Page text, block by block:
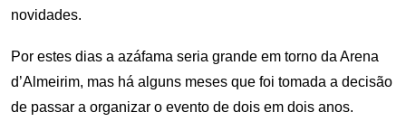
novidades.
Por estes dias a azáfama seria grande em torno da Arena
d’Almeirim, mas há alguns meses que foi tomada a decisão
de passar a organizar o evento de dois em dois anos.